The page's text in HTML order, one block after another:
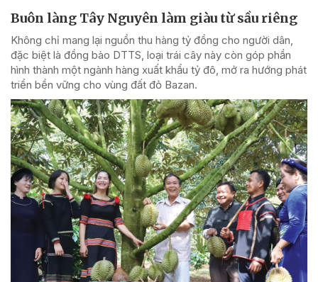
Buôn làng Tây Nguyên làm giàu từ sầu riêng
Không chỉ mang lại nguồn thu hàng tỷ đồng cho người dân,
đặc biệt là đồng bào DTTS, loại trái cây này còn góp phần
hình thành một ngành hàng xuất khẩu tỷ đô, mở ra hướng phát
triển bền vững cho vùng đất đỏ Bazan.